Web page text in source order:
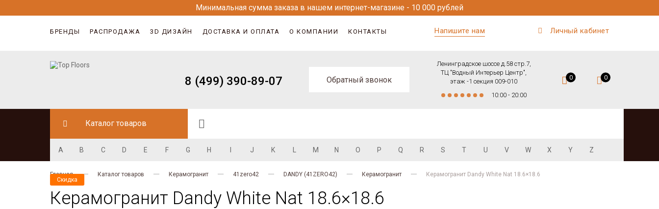
Минимальная сумма заказа в нашем интернет-магазине - 10 000 рублей
БРЕНДЫ РАСПРОДАЖА 3D ДИЗАЙН ДОСТАВКА И ОПЛАТА О КОМПАНИИ КОНТАКТЫ Напишите нам Личный кабинет
8 (499) 390-89-07 Обратный звонок
Ленинградское шоссе д.58 стр.7,
ТЦ "Водный Интерьер Центр",
этаж -1 секция 009-010
10:00 - 20:00
0 0
Каталог товаров
A B C D E F G H J K M N O P Q R S T U V W X Y Z
Главная Каталог товаров Керамогранит 41zero42 DANDY (41ZERO42) Керамогранит Керамогранит Dandy White Nat 18.6×18.6
Керамогранит Dandy White Nat 18.6×18.6
Скидка